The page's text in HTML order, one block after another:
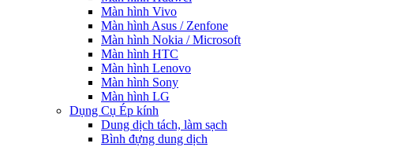
Màn hình Vivo
Màn hình Asus / Zenfone
Màn hình Nokia / Microsoft
Màn hình HTC
Màn hình Lenovo
Màn hình Sony
Màn hình LG
Dụng Cụ Ép kính
Dung dịch tách, làm sạch
Bình đựng dung dịch